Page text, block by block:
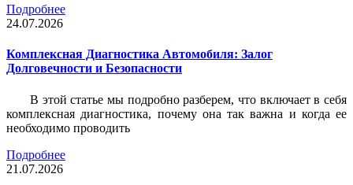
Подробнее
24.07.2026
Комплексная Диагностика Автомобиля: Залог
Долговечности и Безопасности
В этой статье мы подробно разберем, что включает в себя
комплексная диагностика, почему она так важна и когда ее
необходимо проводить
Подробнее
21.07.2026